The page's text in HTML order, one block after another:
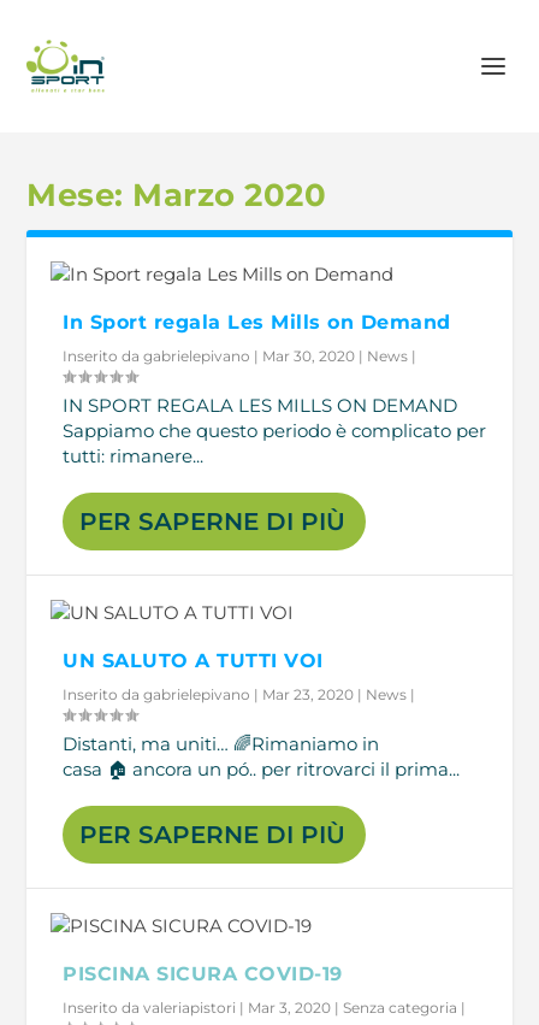
Mese: Marzo 2020
In Sport regala Les Mills on Demand
Inserito dagabrielepivano | Mar 30, 2020 | News |
IN SPORT REGALA LES MILLS ON DEMAND
Sappiamo che questo periodo è complicato per
tutti: rimanere...
PER SAPERNE DI PIÙ
UN SALUTO A TUTTI VOI
Inserito dagabrielepivano | Mar 23, 2020 | News |
Distanti, ma uniti… 🌈Rimaniamo in
casa 🏠 ancora un pó.. per ritrovarci il prima...
PER SAPERNE DI PIÙ
PISCINA SICURA COVID-19
Inserito davaleriapistori | Mar 3, 2020 |Senza categoria |